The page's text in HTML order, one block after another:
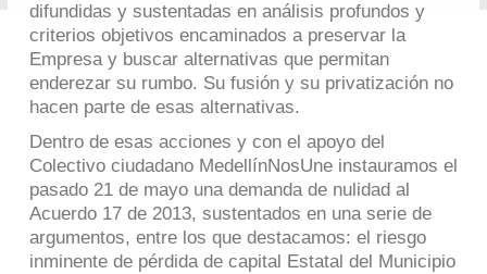
difundidas y sustentadas en análisis profundos y
criterios objetivos encaminados a preservar la
Empresa y buscar alternativas que permitan
enderezar su rumbo. Su fusión y su privatización no
hacen parte de esas alternativas.
Dentro de esas acciones y con el apoyo del
Colectivo ciudadano MedellínNosUne instauramos el
pasado 21 de mayo una demanda de nulidad al
Acuerdo 17 de 2013, sustentados en una serie de
argumentos, entre los que destacamos: el riesgo
inminente de pérdida de capital Estatal del Municipio